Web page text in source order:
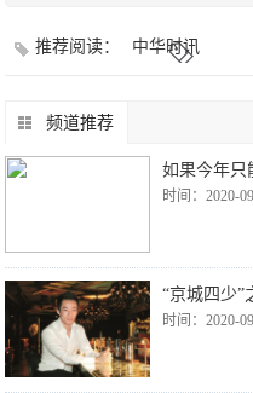
推荐阅读： 中华时讯
频道推荐
如果今年只
时间：2020-
“京城四少”
时间：2020-